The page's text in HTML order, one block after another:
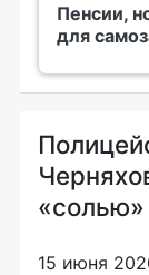
Пенсии,
для
«солью»
15 июня